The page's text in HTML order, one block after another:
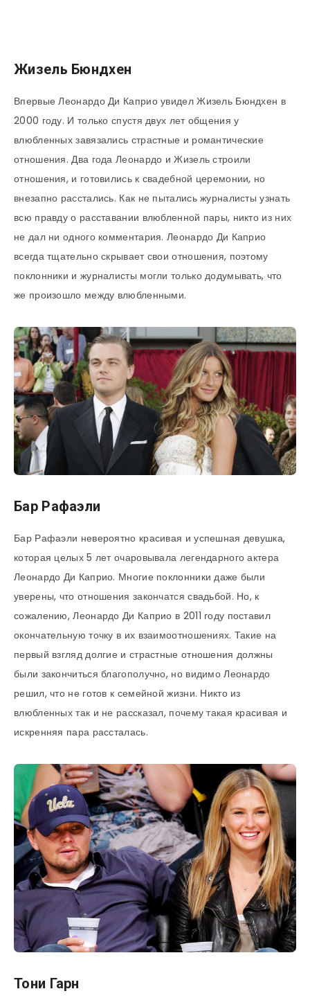
Жизель Бюндхен
Впервые Леонардо Ди Каприо увидел Жизель Бюндхен в
2000 году. И только спустя двух лет общения у
влюбленных завязались страстные и романтические
отношения. Два года Леонардо и Жизель строили
отношения, и готовились к свадебной церемонии, но
внезапно расстались. Как не пытались журналисты узнать
всю правду о расставании влюбленной пары, никто из них
не дал ни одного комментария. Леонардо Ди Каприо
всегда тщательно скрывает свои отношения, поэтому
поклонники и журналисты могли только додумывать, что
же произошло между влюбленными.
Бар Рафаэли
Бар Рафаэли невероятно красивая и успешная девушка,
которая целых 5 лет очаровывала легендарного актера
Леонардо Ди Каприо. Многие поклонники даже были
уверены, что отношения закончатся свадьбой. Но, к
сожалению, Леонардо Ди Каприо в 2011 году поставил
окончательную точку в их взаимоотношениях. Такие на
первый взгляд долгие и страстные отношения должны
были закончиться благополучно, но видимо Леонардо
решил, что не готов к семейной жизни. Никто из
влюбленных так и не рассказал, почему такая красивая и
искренняя пара рассталась.
Тони Гарн